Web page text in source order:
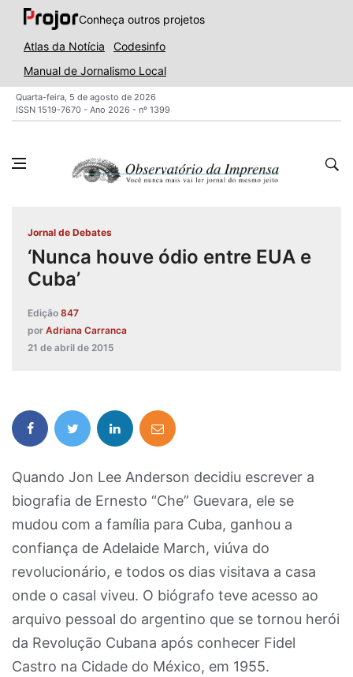
Conheça outros projetos
Atlas da Notícia
Codesinfo
Manual de Jornalismo Local
Quarta-feira, 5 de agosto de 2026
ISSN 1519-7670 - Ano 2026 - nº 1399
Jornal de Debates
‘Nunca houve ódio entre EUA e
Cuba’
Edição 847
por Adriana Carranca
21 de abril de 2015
Quando Jon Lee Anderson decidiu escrever a
biografia de Ernesto “Che” Guevara, ele se
mudou com a família para Cuba, ganhou a
confiança de Adelaide March, viúva do
revolucionário, e todos os dias visitava a casa
onde o casal viveu. O biógrafo teve acesso ao
arquivo pessoal do argentino que se tornou herói
da Revolução Cubana após conhecer Fidel
Castro na Cidade do México, em 1955.